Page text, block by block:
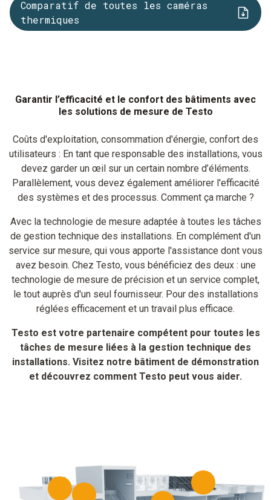
Comparatif de toutes les caméras
thermiques
Garantir l’efficacité et le confort des bâtiments avec
les solutions de mesure de Testo
Coûts d'exploitation, consommation d'énergie, confort des
utilisateurs : En tant que responsable des installations, vous
devez garder un œil sur un certain nombre d’éléments.
Parallèlement, vous devez également améliorer l'efficacité
des systèmes et des processus. Comment ça marche ?
Avec la technologie de mesure adaptée à toutes les tâches
de gestion technique des installations. En complément d'un
service sur mesure, qui vous apporte l'assistance dont vous
avez besoin. Chez Testo, vous bénéficiez des deux : une
technologie de mesure de précision et un service complet,
le tout auprès d'un seul fournisseur. Pour des installations
réglées efficacement et un travail plus efficace.
Testo est votre partenaire compétent pour toutes les
tâches de mesure liées à la gestion technique des
installations. Visitez notre bâtiment de démonstration
et découvrez comment Testo peut vous aider.